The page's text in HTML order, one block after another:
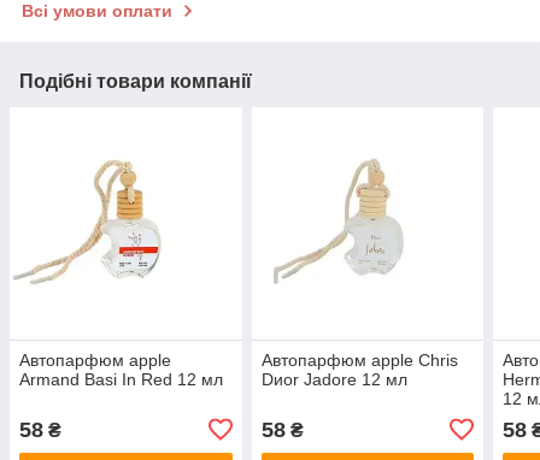
Всі умови оплати
Подібні товари компанії
Автопарфюм apple
Armand Basi In Red 12 мл
58 ₴
Автопарфюм apple Chris
Dиor Jadore 12 мл
58₴
12
58